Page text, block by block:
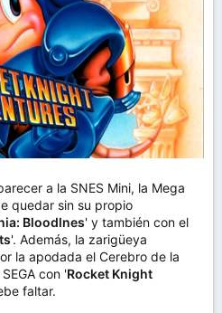
a la SNES Mini, la Mega
quedar sin su propio
Bloodlnes' y también con el
'. Además, la zarigüeya
la apodada el Cerebro de la
con 'Rocket Knight
faltar.